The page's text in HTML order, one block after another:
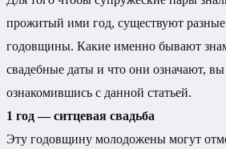
прожитый ими год, существуют
годовщины. Какие именно бывают
свадебные даты и что они означают,
ознакомившись с данной статьей.
1 год — ситцевая свадьба
Эту годовщину молодожены могут